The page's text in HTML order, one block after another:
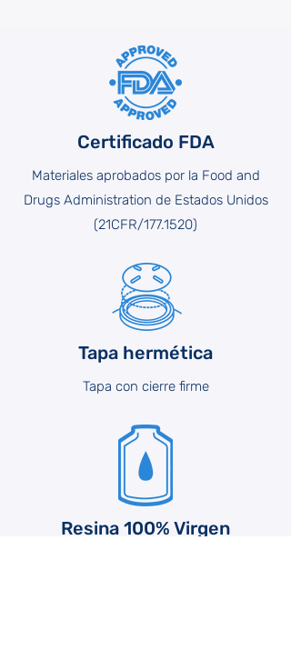
Certificado FDA
Materiales aprobados por la Food and
Drugs Administration de Estados Unidos
(21CFR/177.1520)
Tapa hermética
Tapa con cierre firme
Resina 100% Virgen